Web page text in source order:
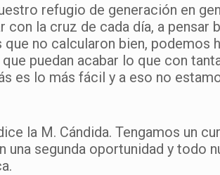
refugio de generación en
la cruz de cada día, a
no calcularon bien, podemos
puedan acabar lo que con
es lo más fácil y a eso no
la M. Cándida. Tengamos un
segunda oportunidad y todo